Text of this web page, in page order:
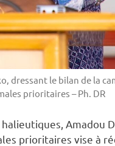
dressant le bilan de la
prioritaires – Ph. DR
Amadou
prioritaires vise à